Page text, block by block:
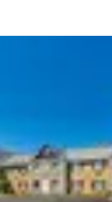
English
United Kingdom
English